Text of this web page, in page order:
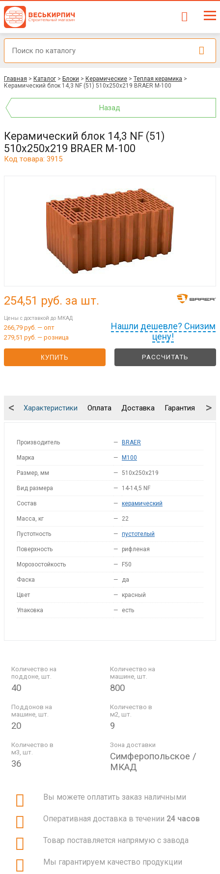
Главная > Каталог > Блоки > Керамические > Теплая керамика >
Керамический блок 14,3 NF (51) 510x250x219 BRAER М-100
Назад
Керамический блок 14,3 NF (51)
510x250x219 BRAER М-100
Код товара: 3915
Нашли дешевле? Снизим
цену!
254,51 руб. за шт.
Цены с доставкой до МКАД
266,79 руб. — опт
279,51 руб. — розница
КУПИТЬ РАССЧИТАТЬ
Характеристики Оплата Доставка Гарантия
< >
Производитель — BRAER
Марка — M100
Размер, мм — 510x250x219
Вид размера — 14-14,5 NF
Состав — керамический
Масса, кг — 22
Пустотность — пустотелый
Поверхность — рифленая
Морозостойкость — F50
Фаска — да
Цвет — красный
Упаковка — есть
Количество на
поддоне, шт.
40
Количество на
машине, шт.
800
Поддонов на
машине, шт.
20
Количество в
м2, шт.
9
Количество в
м3, шт.
36
Зона доставки
Симферопольское /
МКАД
Вы можете оплатить заказ наличными
Оперативная доставка в течении 24 часов
Товар поставляется напрямую с завода
Мы гарантируем качество продукции